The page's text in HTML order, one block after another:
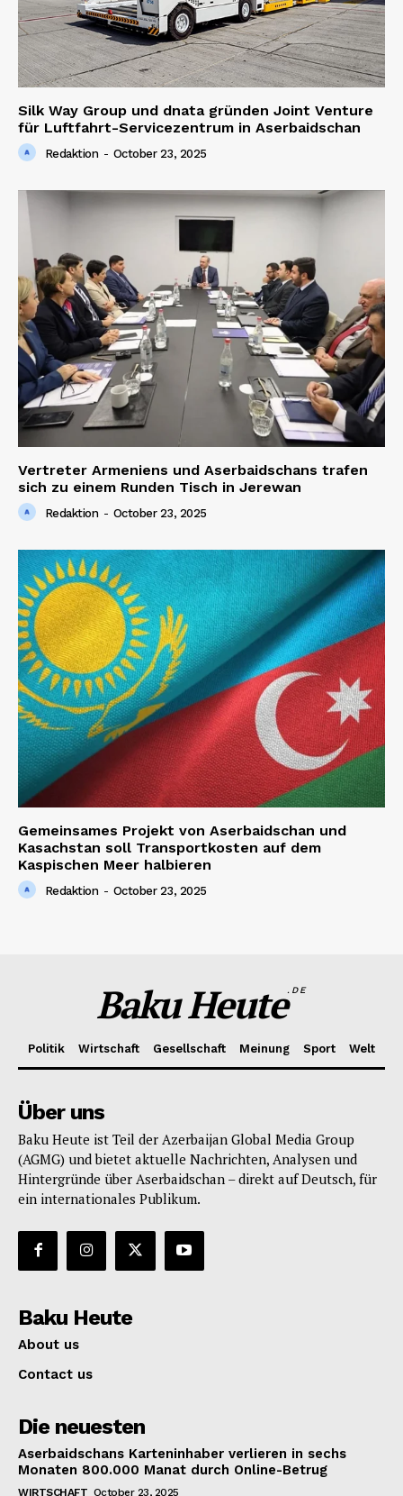
Silk Way Group und dnata gründen Joint Venture
für Luftfahrt-Servicezentrum in Aserbaidschan
Redaktion - October 23, 2025
Vertreter Armeniens und Aserbaidschans trafen
sich zu einem Runden Tisch in Jerewan
Redaktion - October 23, 2025
Gemeinsames Projekt von Aserbaidschan und
Kasachstan soll Transportkosten auf dem
Kaspischen Meer halbieren
Redaktion - October 23, 2025
Baku Heute.DE
Politik Wirtschaft Gesellschaft Meinung Sport Welt
Über uns
Baku Heute ist Teil der Azerbaijan Global Media Group
(AGMG) und bietet aktuelle Nachrichten, Analysen und
Hintergründe über Aserbaidschan – direkt auf Deutsch, für
ein internationales Publikum.
Baku Heute
About us
Contact us
Die neuesten
Aserbaidschans Karteninhaber verlieren in sechs
Monaten 800.000 Manat durch Online-Betrug
WIRTSCHAFT October 23, 2025